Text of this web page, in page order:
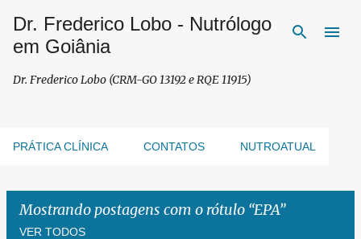
Pular para o conteúdo principal
Dr. Frederico Lobo - Nutrólogo
em Goiânia
Dr. Frederico Lobo (CRM-GO 13192 e RQE 11915)
PRÁTICA CLÍNICA CONTATOS NUTROATUAL
Mostrando postagens com o rótulo EPA
VER TODOS